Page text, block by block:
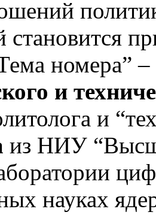
становится
номера” –
и
и
из НИУ
науках